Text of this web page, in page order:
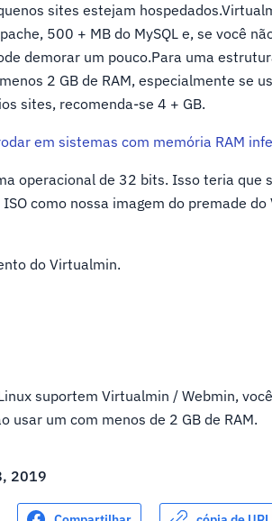
sites estejam
500 + MB do MySQL e, se você
demorar um pouco.Para uma
2 GB de RAM, especialmente se
sites, recomenda-se 4 + GB.
em sistemas com memória RAM
operacional de 32 bits. Isso teria que
como nossa imagem do premade do
do Virtualmin.
suportem Virtualmin / Webmin,
usar um com menos de 2 GB de RAM.
2019